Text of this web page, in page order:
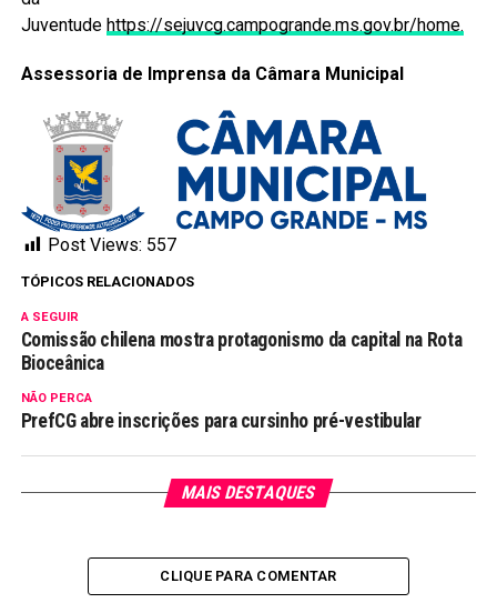
Juventude https://sejuvcg.campogrande.ms.gov.br/home.
Assessoria de Imprensa da Câmara Municipal
Post Views: 557
TÓPICOS RELACIONADOS
A SEGUIR
Comissão chilena mostra protagonismo da capital na Rota
Bioceânica
NÃO PERCA
PrefCG abre inscrições para cursinho pré-vestibular
MAIS DESTAQUES
CLIQUE PARA COMENTAR